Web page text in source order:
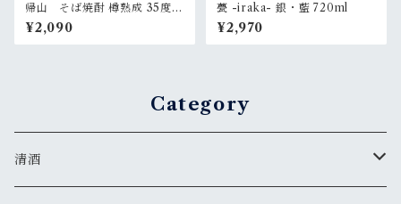
帰山 そば焼酎 樽熟成 35度 7
20ml
¥2,090
甍 -iraka- 銀・藍 720ml
¥2,970
Category
清酒